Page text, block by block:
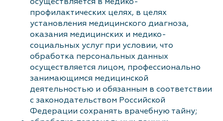
профилактических целях, в целях
установления медицинского диагноза,
оказания медицинских и медико-
социальных услуг при условии, что
обработка персональных данных
осуществляется лицом, профессионально
занимающимся медицинской
деятельностью и обязанным в соответствии
с законодательством Российской
Федерации сохранять врачебную тайну;